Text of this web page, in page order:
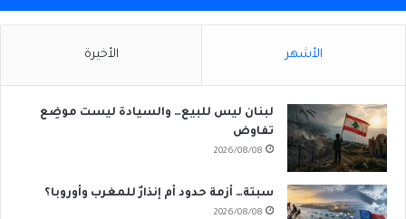
الأشهر الأخيرة
لبنان ليس للبيع… والسيادة ليست موضِع
تفاوض
2026/08/08
سبتة… أزمة حدود أم إنذارٌ للمغرب وأوروبا؟
2026/08/08